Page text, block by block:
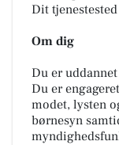
Dit
Om dig
Du er
Du er
modet, lysten
børnesyn